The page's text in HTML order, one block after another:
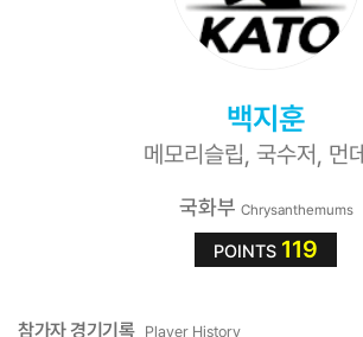
백지훈
메모리슬립, 국수저, 먼
국화부 Chrysanthemums
POINTS 119
참가자 경기기록 Player History